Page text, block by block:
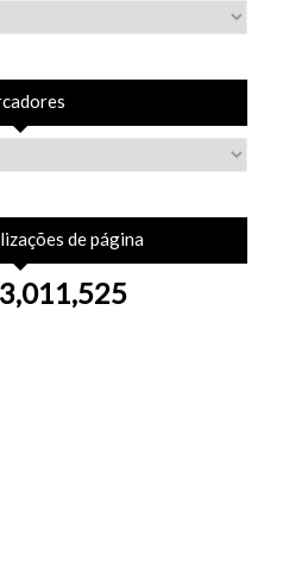
de página
3,011,525